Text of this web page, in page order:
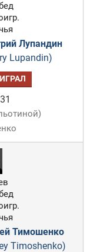
Лупандин
Lupandin)
)
Тимошенко
Timoshenko)